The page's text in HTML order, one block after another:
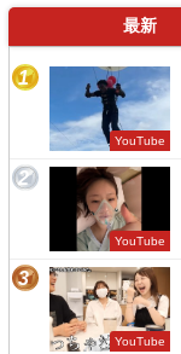
最新
1
YouTube
2
YouTube
3
YouTube